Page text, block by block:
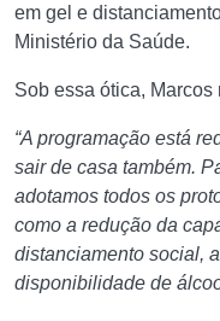
em gel e
Ministério da Saúde.
Sob essa ótica, Marcos
“A programação está
sair de casa também.
adotamos todos os
como a redução da
distanciamento social,
disponibilidade de